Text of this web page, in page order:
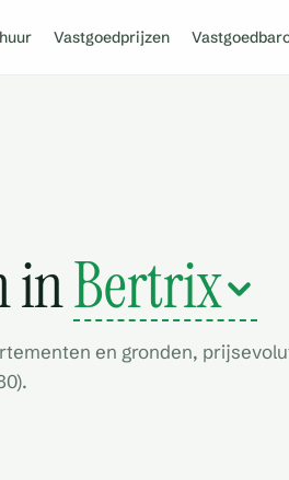
Vastgoedprijzen
inBertrix
en gronden,